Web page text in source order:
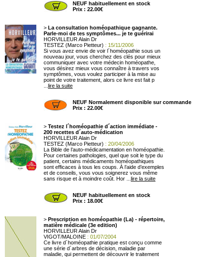
NEUF habituellement en stock
Prix : 22.00€
> La consultation homéopathique gagnante.
Parle-moi de tes symptômes... je te guérirai
HORVILLEUR Alain Dr
TESTEZ (Marco Pietteur) : 15/11/2006
Si vous avez envie de voir l´homéopathie sous un
nouveau jour, vous cherchez des clés pour mieux
communiquer avec votre médecin homéopathe,
vous désirez mieux vous connaître à travers vos
symptômes, vous voulez participer à la mise au
point de votre traitement, alors ce livre est fait p
lire la suite
NEUF Normalement disponible sur commande
Prix : 22.00€
> Testez l´homéopathie d´action immédiate -
200 recettes d´auto-médication
HORVILLEUR Alain Dr
TESTEZ (Marco Pietteur) : 20/04/2006
La Bible de l’auto-médicamentation en homéopathie.
Pour certaines pathologies, quel que soit le type du
patient, certains médicaments homéopathiques
sont efficaces à tous les coups. À l’aide d’exemples
et de conseils, vous vous soignerez vous même
sans risque et à moindre coût. Hor ... lire la suite
NEUF habituellement en stock
Prix : 18.00€
> Prescription en homéopathie (La) - répertoire,
matière médicale (3e edition)
HORVILLEUR Alain Dr
VIGOT/MALOINE : 01/07/2004
Ce livre d´homéopathie pratique est conçu comme
une série d´arbres de décision, maladie par
maladie, qui permettent de découvrir le traitement